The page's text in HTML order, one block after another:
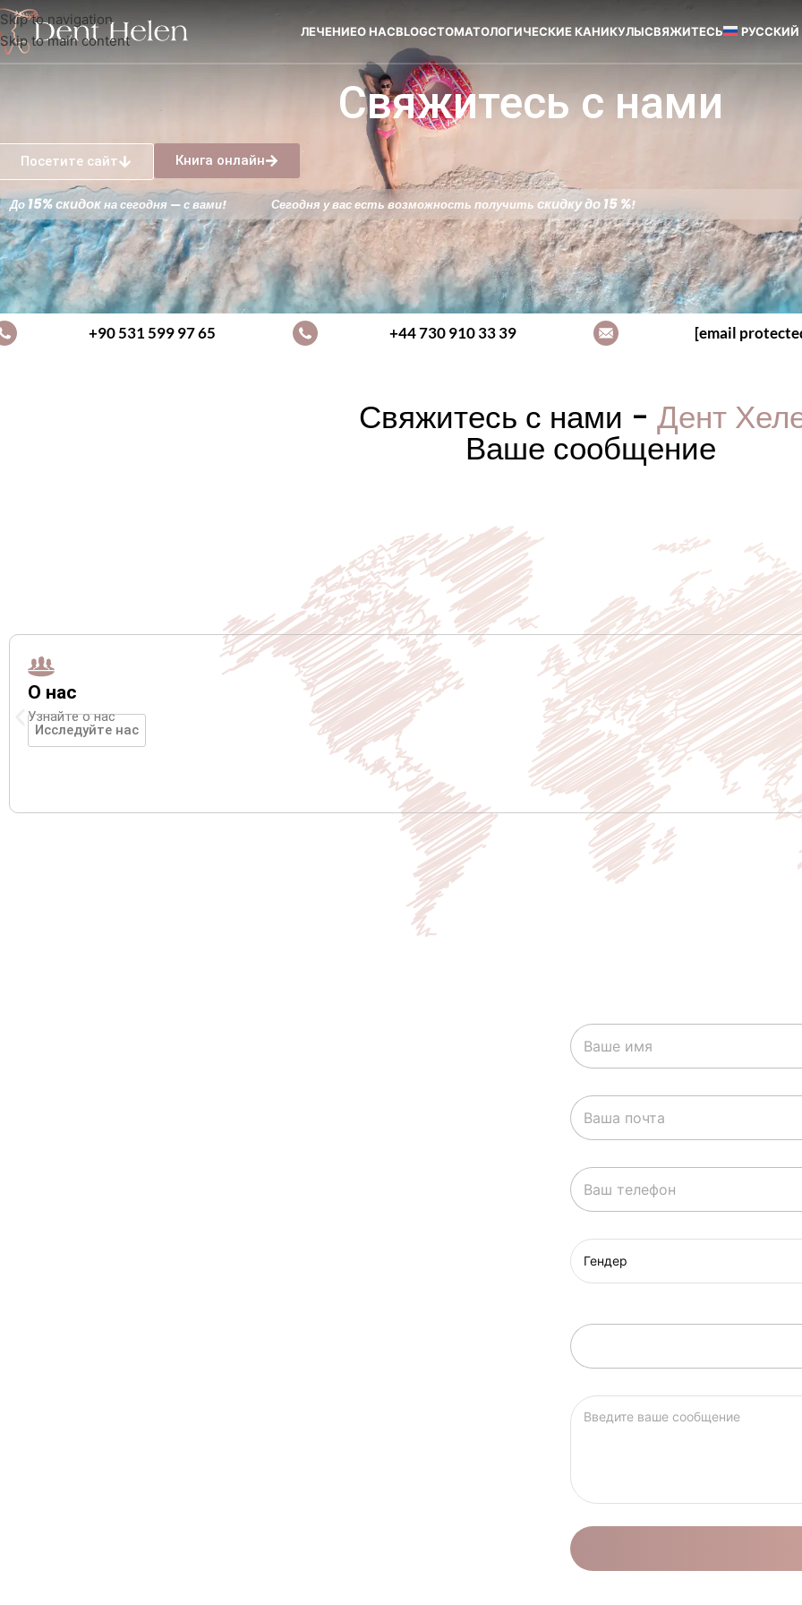
Skip to navigation
Skip to main content
ЛЕЧЕНИЕО НАСBLOGСТОМАТОЛОГИЧЕСКИЕ КАНИКУЛЫСВЯЖИТЕСЬ РУССКИЙ
Свяжитесь с нами
Посетите сайт Книга онлайн
До 15% скидокна сегодня — с вами! Сегодня у вас есть возможность получитьскидку до 15 %!
+90 531 599 97 65 +44 730 910 33 39 [email
Свяжитесь с нами - Дент
Ваше сообщение
О нас
Узнайте о нас
Исследуйте нас